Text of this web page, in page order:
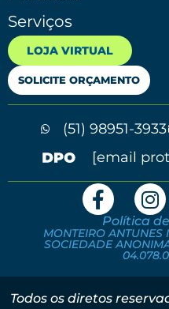
Serviços
LOJA VIRTUAL
SOLICITE ORÇAMENTO
(51) 98951-3933
[email
Política
MONTEIRO ANTUNES
SOCIEDADE
Todos os diretos